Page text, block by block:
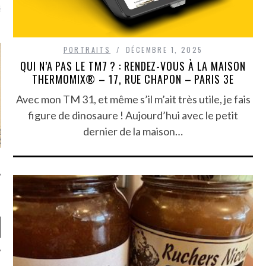
je ne parle presque que
PORTRAITS DÉCEMBRE 1, 2025
QUI N’A PAS LE TM7 ? : RENDEZ-VOUS À LA MAISON
THERMOMIX® – 17, RUE CHAPON – PARIS 3E
Avec mon TM 31, et même s’il m’ait très utile, je fais
figure de dinosaure ! Aujourd’hui avec le petit
dernier de la maison…